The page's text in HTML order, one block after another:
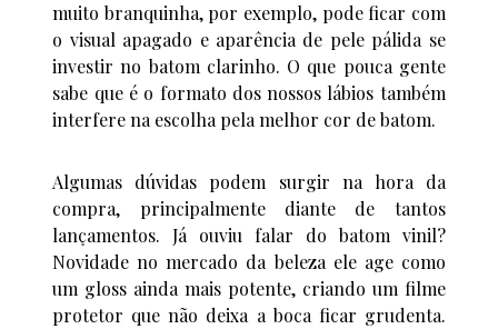
muito branquinha, por exemplo, pode ficar com
o visual apagado e aparência de pele pálida se
investir no batom clarinho. O que pouca gente
sabe que é o formato dos nossos lábios também
interfere na escolha pela melhor cor de batom.
Algumas dúvidas podem surgir na hora da
compra, principalmente diante de tantos
lançamentos. Já ouviu falar do batom vinil?
Novidade no mercado da beleza ele age como
um gloss ainda mais potente, criando um filme
protetor que não deixa a boca ficar grudenta.